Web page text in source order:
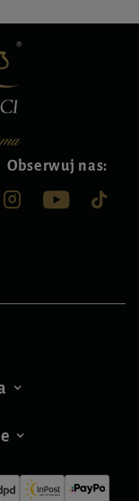
Obserwuj nas: